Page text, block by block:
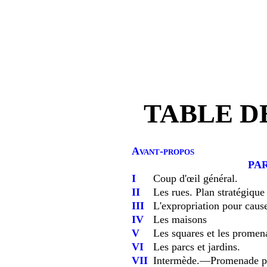
TABLE
Avant-propos
I
Coup d'œil général.
II
Les rues. Plan
III
L'expropriation pour
IV
Les maisons
V
Les squares et les
VI
Les parcs et jardins.
VII Intermède.—Promenade